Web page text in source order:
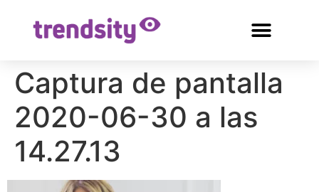
Captura de pantalla
2020-06-30 a las
14.27.13